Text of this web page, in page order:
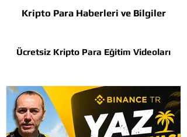
Ücretsiz Kripto Para Eğitim Videoları
Kripto Para Haberleri ve Bilgiler